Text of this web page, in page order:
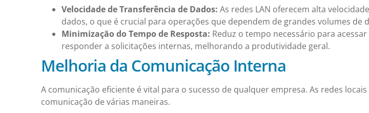
Velocidade de Transferência de Dados: As redes LAN oferecem alta
dados, o que é crucial para operações que dependem de grandes volumes de
Minimização do Tempo de Resposta: Reduz o tempo necessário para
responder a solicitações internas, melhorando a produtividade geral.
Melhoria da Comunicação Interna
A comunicação eficiente é vital para o sucesso de qualquer empresa. As redes
comunicação de várias maneiras.